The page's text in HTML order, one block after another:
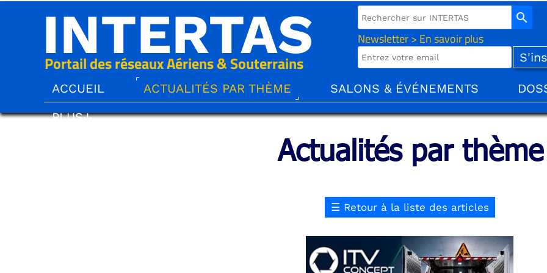
INTERTAS
Portail des réseaux Aériens & Souterrains
Newsletter > En savoir plus
search
ACCUEIL ACTUALITÉS PAR THÈME SALONS & ÉVÉNEMENTS
PLUS↓
Actualités par thème
☰ Retour à la liste des articles